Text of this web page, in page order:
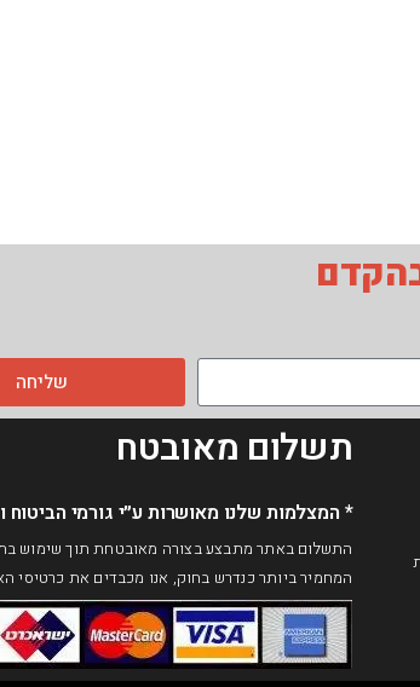
שליחה
תשלום מאובטח
* המצלמות שלנו מאושרות ע״י גורמי הביטוח
המחמיר ביותר כנדרש בחוק, אנו מכבדים את כרטיסי